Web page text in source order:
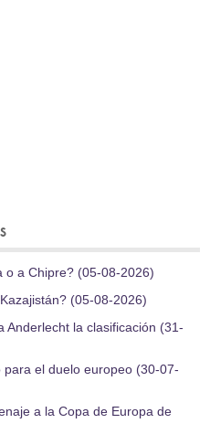
o a Chipre? (05-08-2026)
(05-08-2026)
Anderlecht la clasificación (31-
el duelo europeo (30-07-
a la Copa de Europa de